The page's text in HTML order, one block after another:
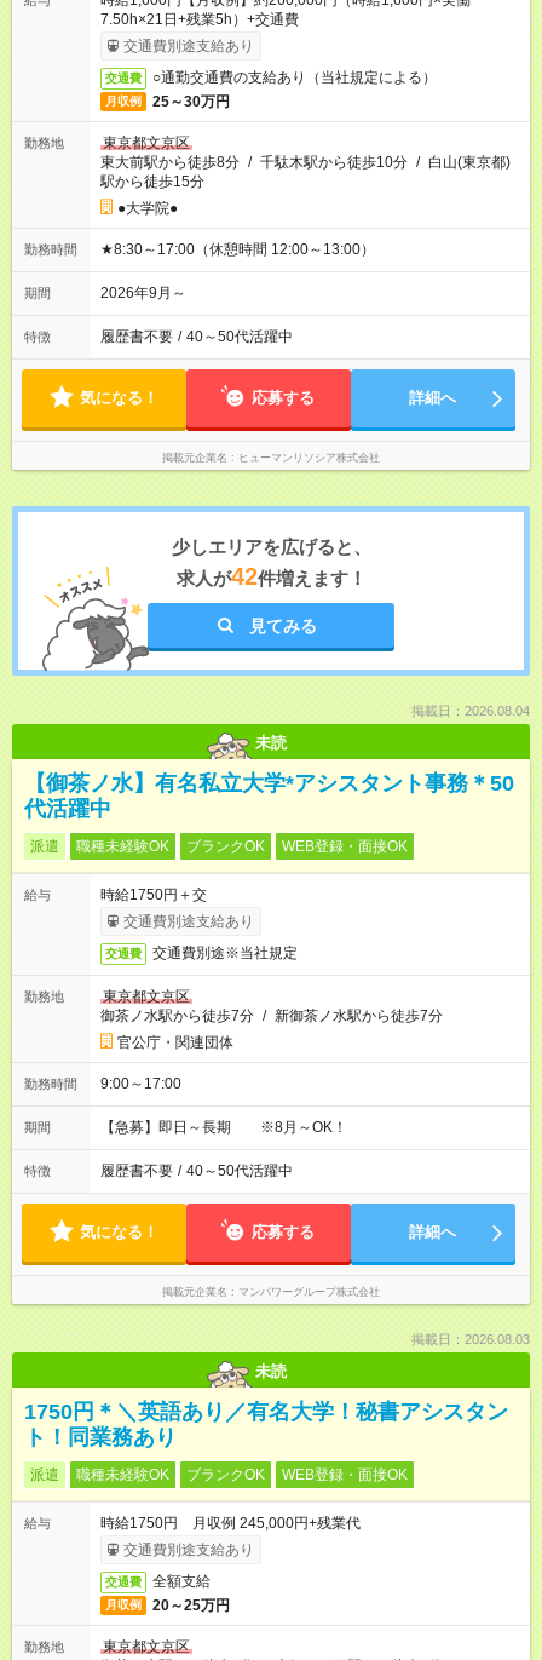
7.50h×21日+残業5h）+交通費
交通費別途支給あり
交通費 ○通勤交通費の支給あり（当社規定による）
月収例 25～30万円
勤務地
東京都文京区
東大前駅から徒歩8分 / 千駄木駅から徒歩10分 / 白山(東京都)
駅から徒歩15分
●大学院●
勤務時間 ★8:30～17:00（休憩時間 12:00～13:00）
期間 2026年9月～
特徴 履歴書不要 / 40～50代活躍中
気になる！ 応募する 詳細へ
掲載元企業名 ヒューマンリソシア株式会社
少しエリアを広げると、
求人が42件増えます！
見てみる
掲載日：2026.08.04
未読
【御茶ノ水】有名私立大学*アシスタント事務＊50
代活躍中
派遣 職種未経験OK ブランクOK WEB登録・面接OK
給与
時給1750円＋交
交通費別途支給あり
交通費 交通費別途※当社規定
勤務地
東京都文京区
御茶ノ水駅から徒歩7分 / 新御茶ノ水駅から徒歩7分
官公庁・関連団体
勤務時間 9:00～17:00
期間 【急募】即日～長期 ※8月～OK！
特徴 履歴書不要 / 40～50代活躍中
気になる！ 応募する 詳細へ
掲載元企業名 マンパワーグループ株式会社
掲載日：2026.08.03
未読
1750円＊＼英語あり／有名大学！秘書アシスタン
ト！同業務あり
派遣 職種未経験OK ブランクOK WEB登録・面接OK
給与
時給1750円 月収例 245,000円+残業代
交通費別途支給あり
交通費 全額支給
月収例 20～25万円
勤務地
東京都文京区